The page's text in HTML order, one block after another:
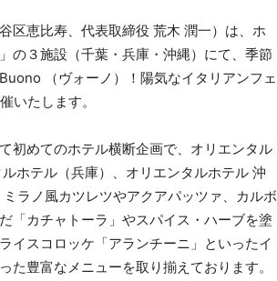
区恵比寿、代表取締役 荒木 潤一）は、ホ
の３施設（千葉・兵庫・沖縄）にて、季節
（ヴォーノ）！陽気なイタリアンフェ
いたします。
初めてのホテル横断企画で、オリエンタル
ホテル（兵庫）、オリエンタルホテル 沖
ラノ風カツレツやアクアパッツァ、カルボ
「カチャトーラ」やスパイス・ハーブを塗
イスコロッケ「アランチーニ」といったイ
豊富なメニューを取り揃えております。